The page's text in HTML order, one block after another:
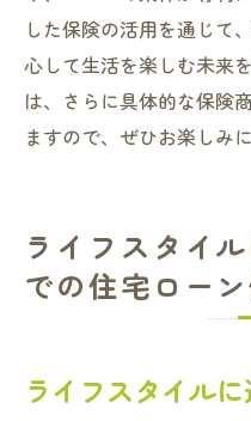
した保険の活用を通じて
心して生活を楽しむ未来
は、さらに具体的な保険
ますので、ぜひお楽しみに
ライフスタイ
での住宅ロー
ライフスタイル